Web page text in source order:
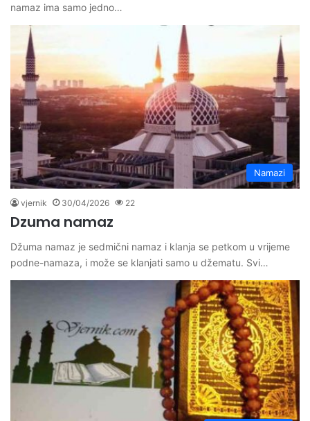
namaz ima samo jedno…
Namazi
vjernik 30/04/2026 22
Dzuma namaz
Džuma namaz je sedmični namaz i klanja se petkom u vrijeme
podne-namaza, i može se klanjati samo u džematu. Svi…